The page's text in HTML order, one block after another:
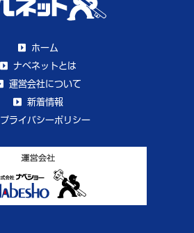
ホーム
ナベネットとは
運営会社について
新着情報
プライバシーポリシー